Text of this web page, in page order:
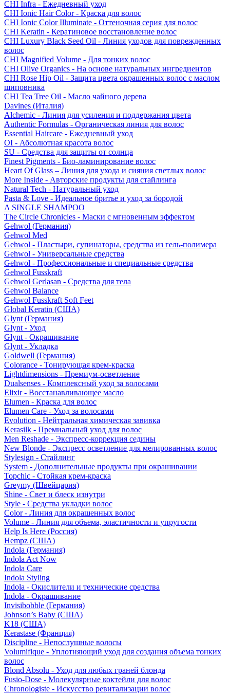
CHI Infra - Ежедневный уход
CHI Ionic Hair Color - Краска для волос
CHI Ionic Color Illuminate - Оттеночная серия для волос
CHI Keratin - Кератиновое восстановление волос
CHI Luxury Black Seed Oil - Линия уходов для поврежденных
волос
CHI Magnified Volume - Для тонких волос
CHI Olive Organics - На основе натуральных ингредиентов
CHI Rose Hip Oil - Защита цвета окрашенных волос с маслом
шиповника
CHI Tea Tree Oil - Масло чайного дерева
Davines (Италия)
Alchemic - Линия для усиления и поддержания цвета
Authentic Formulas - Органическая линия для волос
Essential Haircare - Eжедневный уход
OI - Абсолютная красота волос
SU - Средства для защиты от солнца
Finest Pigments - Био-ламинирование волос
Heart Of Glass – Линия для ухода и сияния светлых волос
More Inside - Авторские продукты для стайлинга
Natural Tech - Натуральный уход
Pasta & Love - Идеальное бритье и уход за бородой
A SINGLE SHAMPOO
The Circle Chronicles - Маски с мгновенным эффектом
Gehwol (Германия)
Gehwol Med
Gehwol - Пластыри, супинаторы, средства из гель-полимера
Gehwol - Универсальные средства
Gehwol - Профессиональные и специальные средства
Gehwol Fusskraft
Gehwol Gerlasan - Средства для тела
Gehwol Balance
Gehwol Fusskraft Soft Feet
Global Keratin (США)
Glynt (Германия)
Glynt - Уход
Glynt - Окрашивание
Glynt - Укладка
Goldwell (Германия)
Colorance - Тонирующая крем-краска
Lightdimensions - Премиум-осветление
Dualsenses - Комплексный уход за волосами
Elixir - Восстанавливающее масло
Elumen - Краска для волос
Elumen Care - Уход за волосами
Evolution - Нейтральная химическая завивка
Kerasilk - Премиальный уход для волос
Men Reshade - Экспресс-коррекция седины
New Blonde - Экспресс осветление для мелированных волос
Stylesign - Стайлинг
System - Дополнительные продукты при окрашивании
Topchic - Стойкая крем-краска
Greymy (Швейцария)
Shine - Свет и блеск изнутри
Style - Средства укладки волос
Color - Линия для окрашенных волос
Volume - Линия для объема, эластичности и упругости
Help Is Here (Россия)
Hempz (США)
Indola (Германия)
Indola Act Now
Indola Care
Indola Styling
Indola - Окислители и технические средства
Indola - Окрашивание
Invisibobble (Германия)
Johnson’s Baby (США)
K18 (США)
Kerastase (Франция)
Discipline - Непослушные волосы
Volumifique - Уплотняющий уход для создания объема тонких
волос
Blond Absolu - Уход для любых граней блонда
Fusio-Dose - Молекулярные коктейли для волос
Chronologiste - Искусство ревитализации волос